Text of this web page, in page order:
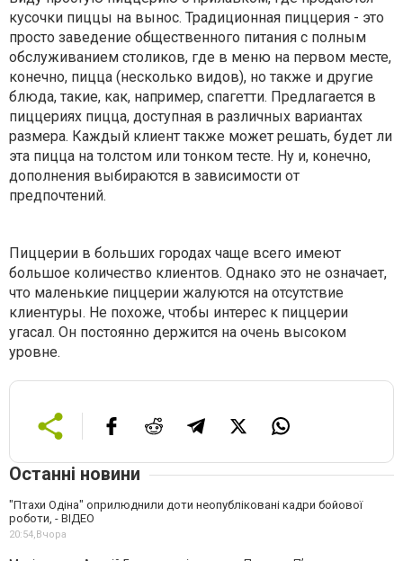
кусочки пиццы на вынос. Традиционная пиццерия - это
просто заведение общественного питания с полным
обслуживанием столиков, где в меню на первом месте,
конечно, пицца (несколько видов), но также и другие
блюда, такие, как, например, спагетти. Предлагается в
пиццериях пицца, доступная в различных вариантах
размера. Каждый клиент также может решать, будет ли
эта пицца на толстом или тонком тесте. Ну и, конечно,
дополнения выбираются в зависимости от
предпочтений.
Пиццерии в больших городах чаще всего имеют
большое количество клиентов. Однако это не означает,
что маленькие пиццерии жалуются на отсутствие
клиентуры. Не похоже, чтобы интерес к пиццерии
угасал. Он постоянно держится на очень высоком
уровне.
Останні новини
"Птахи Одіна" оприлюднили доти неопубліковані кадри бойової
роботи, - ВІДЕО
20:54,Вчора